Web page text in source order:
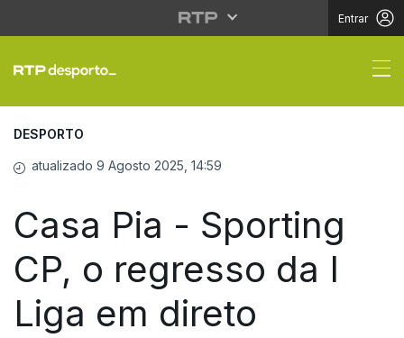
Entrar
Casa Pia - Sporting
DESPORTO
atualizado 9 Agosto 2025, 14:59
Casa Pia - Sporting
CP, o regresso da I
Liga em direto